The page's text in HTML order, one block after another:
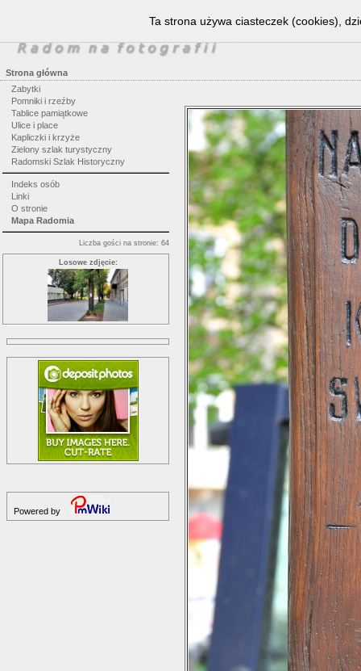
Strona główna
Zabytki
Pomniki i rzeźby
Tablice pamiątkowe
Ulice i place
Kapliczki i krzyże
Zielony szlak turystyczny
Radomski Szlak Historyczny
Indeks osób
Linki
O stronie
Mapa Radomia
Liczba gości na stronie: 64
Losowe zdjęcie:
Powered by
Ta strona używa ciasteczek (cookies),